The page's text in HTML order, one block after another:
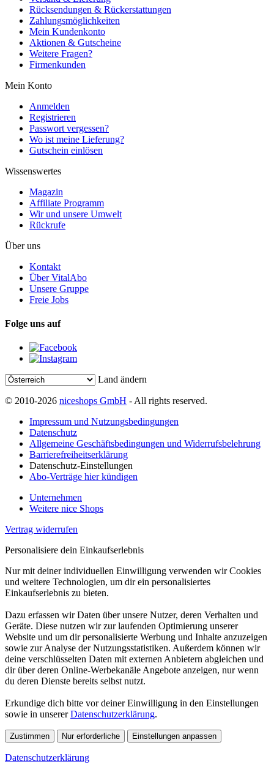
Rücksendungen & Rückerstattungen
Zahlungsmöglichkeiten
Mein Kundenkonto
Aktionen & Gutscheine
Weitere Fragen?
Firmenkunden
Mein Konto
Anmelden
Registrieren
Passwort vergessen?
Wo ist meine Lieferung?
Gutschein einlösen
Wissenswertes
Magazin
Affiliate Programm
Wir und unsere Umwelt
Rückrufe
Über uns
Kontakt
Über VitalAbo
Unsere Gruppe
Freie Jobs
Folge uns auf
Land ändern
© 2010-2026 niceshops GmbH - All rights reserved.
Impressum und Nutzungsbedingungen
Datenschutz
Allgemeine Geschäftsbedingungen und Widerrufsbelehrung
Barrierefreiheitserklärung
Datenschutz-Einstellungen
Abo-Verträge hier kündigen
Unternehmen
Weitere nice Shops
Vertrag widerrufen
Personalisiere dein Einkaufserlebnis
Nur mit deiner individuellen Einwilligung verwenden wir Cookies
und weitere Technologien, um dir ein personalisiertes
Einkaufserlebnis zu bieten.
Dazu erfassen wir Daten über unsere Nutzer, deren Verhalten und
Geräte. Diese nutzen wir zur laufenden Optimierung unserer
Website und um dir personalisierte Werbung und Inhalte anzuzeigen
sowie zur Analyse der Nutzungsstatistiken. Außerdem können wir
deine verschlüsselten Daten mit externen Anbietern abgleichen und
dir über deren Online-Werbekanäle Angebote anzeigen, nur wenn
du deren Dienste bereits selbst nutzt.
Erkundige dich bitte vor deiner Einwilligung in den Einstellungen
sowie in unsererDatenschutzerklärung.
Zustimmen Nur erforderliche Einstellungen anpassen
Datenschutzerklärung